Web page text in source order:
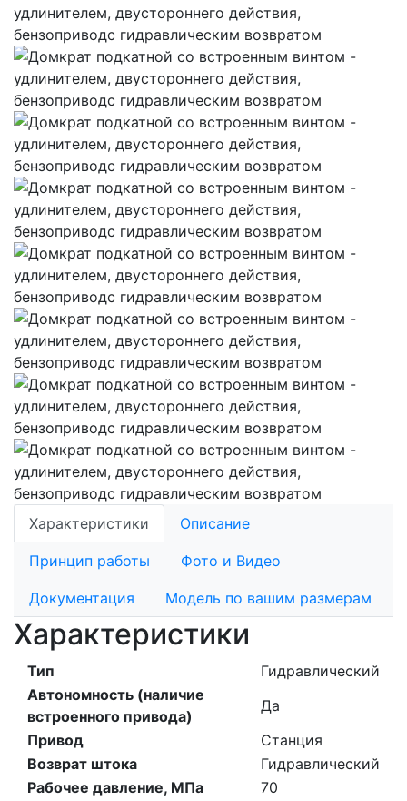
Характеристики Описание
Принцип работы Фото и Видео
Документация Модель по вашим размерам
Характеристики
Тип
Гидравлический
Автономность (наличие
встроенного привода)
Да
Привод
Станция
Возврат штока
Гидравлический
Рабочее давление, МПа
70